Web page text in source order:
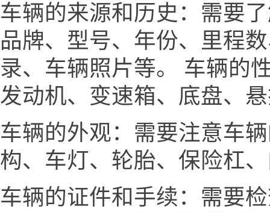
车辆的来源和历史：需要
品牌、型号、年份、里程
录、车辆照片等。 车辆的
发动机、变速箱、底盘、
车辆的外观：需要注意车
构、车灯、轮胎、保险杠
车辆的证件和手续：需要